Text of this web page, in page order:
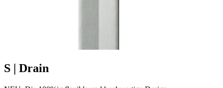
S | Drain